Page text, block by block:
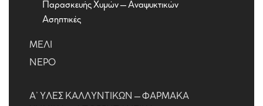
Παρασκευής Χυμών – Αναψυκτικών
Ασηπτικές
ΜΈΛΙ
ΝΕΡΌ
Α’ ΎΛΕΣ ΚΑΛΛΥΝΤΙΚΏΝ – ΦΑΡΜΑΚΑ